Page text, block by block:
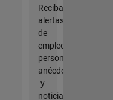
Reciba
alertas
de
empleo
personalizadas,
anécdotas
y
noticias